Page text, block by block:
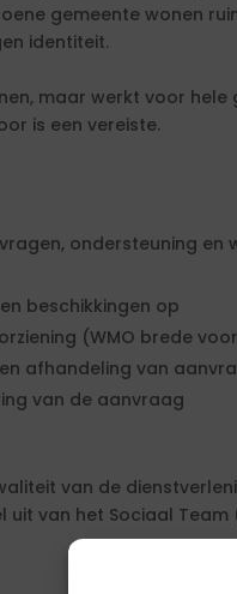
gemeente wonen
identiteit.
maar werkt voor hele
is een vereiste.
ondersteuning en
beschikkingen op
(WMO brede
afhandeling van
van de aanvraag
van de
uit van het Sociaal